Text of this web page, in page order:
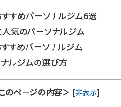
すめパーソナルジム6選
気のパーソナルジム
すめパーソナルジム
ルジムの選び方
のページの内容＞ [非表示]